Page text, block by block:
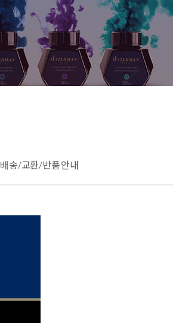
배송/교환/반품 안내